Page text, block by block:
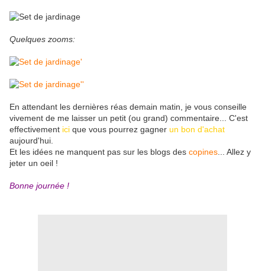
Quelques zooms:
En attendant les dernières réas demain matin, je vous conseille
vivement de me laisser un petit (ou grand) commentaire... C'est
effectivement ici que vous pourrez gagner un bon d'achat
aujourd'hui.
Et les idées ne manquent pas sur les blogs des copines ... Allez y
jeter un oeil !
Bonne journée !